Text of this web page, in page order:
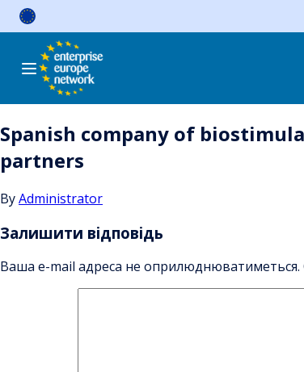
Skip
Spanish company of
partners
ByAdministrator
Залишити відповідь
Ваша e-mail адреса не оприлюднюватиметься.